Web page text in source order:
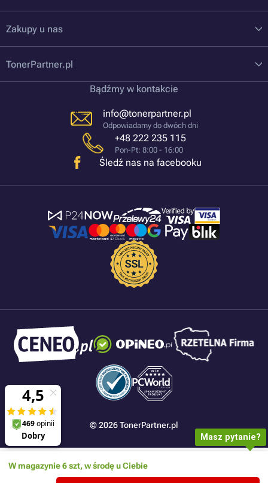
W magazynie 6 szt, w środę u Ciebie
Zakupy u nas
TonerPartner.pl
Bądźmy w kontakcie
info@tonerpartner.pl
Odpowiadamy do dwóch dni
+48 222 235 115
Pon-Pt: 8:00 - 16:00
Śledź nas na facebooku
© 2026 TonerPartner.pl
Masz pytanie?